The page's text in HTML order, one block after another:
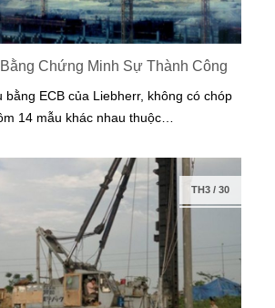
Chứng Minh Sự Thành Công
bằng ECB của Liebherr, không có chóp
14 mẫu khác nhau thuộc…
TH3/ 30